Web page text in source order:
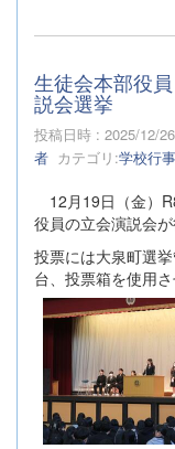
生徒会本部役
説会選挙
投稿日時 : 2025/12/26
者 カテゴリ:学校行事
12月19日（金）
役員の立会演説会が
投票には大泉町選
台、投票箱を使用